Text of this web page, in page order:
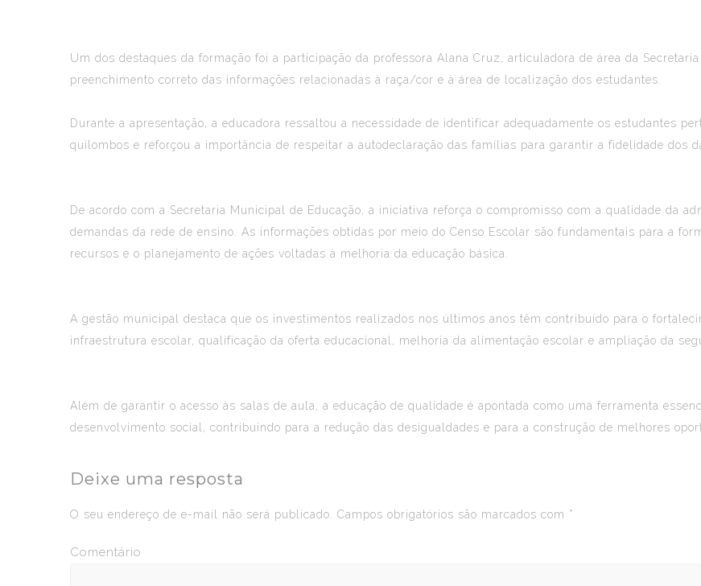
Um dos destaques da formação foi a participação da professora Alana Cruz, articuladora de área da
preenchimento correto das informações relacionadas à raça/cor e à área de localização dos estudantes.
Durante a apresentação, a educadora ressaltou a necessidade de identificar adequadamente os estudantes
quilombos e reforçou a importância de respeitar a autodeclaração das famílias para garantir a fidelidade dos
De acordo com a Secretaria Municipal de Educação, a iniciativa reforça o compromisso com a qualidade da
demandas da rede de ensino. As informações obtidas por meio do Censo Escolar são fundamentais para a
recursos e o planejamento de ações voltadas à melhoria da educação básica.
A gestão municipal destaca que os investimentos realizados nos últimos anos têm contribuído para o
infraestrutura escolar, qualificação da oferta educacional, melhoria da alimentação escolar e ampliação da
Além de garantir o acesso às salas de aula, a educação de qualidade é apontada como uma ferramenta
desenvolvimento social, contribuindo para a redução das desigualdades e para a construção de melhores
Deixe uma resposta
O seu endereço de e-mail não será publicado. Campos obrigatórios são marcados com *
Comentário